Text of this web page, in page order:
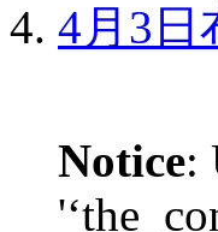
4月3日
Notice: